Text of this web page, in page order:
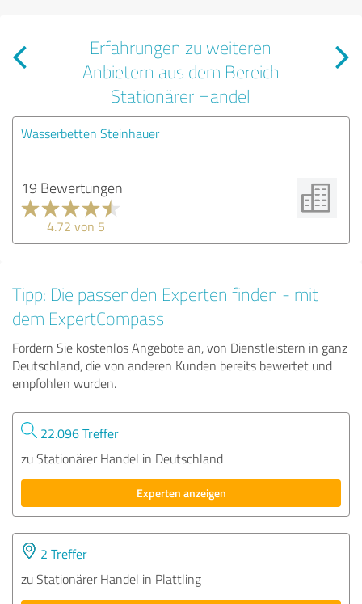
Erfahrungen zu weiteren
Anbietern aus dem Bereich
Stationärer Handel
Wasserbetten Steinhauer
19 Bewertungen
4.72 von 5
Tipp: Die passenden Experten finden - mit
dem ExpertCompass
Fordern Sie kostenlos Angebote an, von Dienstleistern in ganz
Deutschland, die von anderen Kunden bereits bewertet und
empfohlen wurden.
22.096 Treffer
zu Stationärer Handel in Deutschland
Experten anzeigen
2 Treffer
zu Stationärer Handel in Plattling